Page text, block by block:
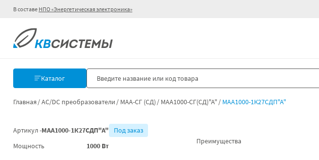
В составе НПО «Энергетическая электроника»
Каталог
Главная AC/DC преобразователи МАА-СГ (СД) МАА1000-СГ(СД)"А" МАА1000-1К27СДП"А"
Артикул -МАА1000-1К27СДП"А"
Под заказ
Мощность
1000 Вт
Преимущества